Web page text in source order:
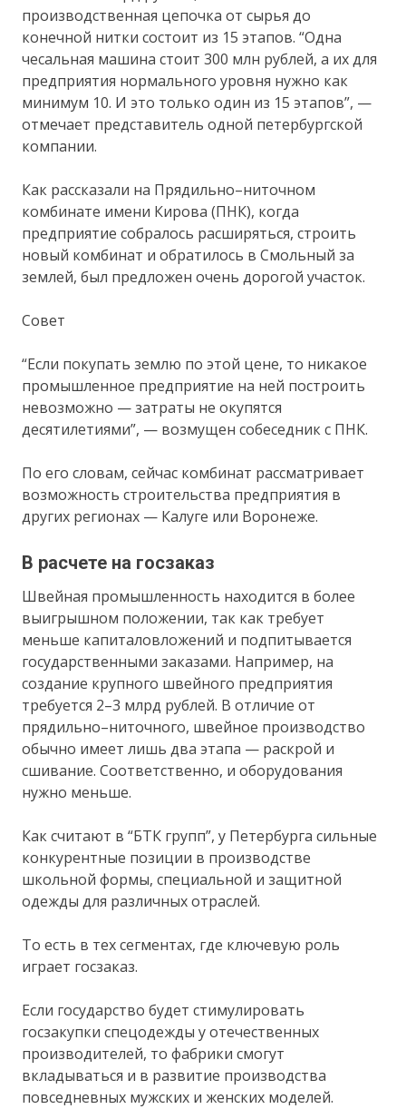
производственная цепочка от сырья до
конечной нитки состоит из 15 этапов. “Одна
чесальная машина стоит 300 млн рублей, а их для
предприятия нормального уровня нужно как
минимум 10. И это только один из 15 этапов”, —
отмечает представитель одной петербургской
компании.
Как рассказали на Прядильно–ниточном
комбинате имени Кирова (ПНК), когда
предприятие собралось расширяться, строить
новый комбинат и обратилось в Смольный за
землей, был предложен очень дорогой участок.
Совет
“Если покупать землю по этой цене, то никакое
промышленное предприятие на ней построить
невозможно — затраты не окупятся
десятилетиями”, — возмущен собеседник с ПНК.
По его словам, сейчас комбинат рассматривает
возможность строительства предприятия в
других регионах — Калуге или Воронеже.
В расчете на госзаказ
Швейная промышленность находится в более
выигрышном положении, так как требует
меньше капиталовложений и подпитывается
государственными заказами. Например, на
создание крупного швейного предприятия
требуется 2–3 млрд рублей. В отличие от
прядильно–ниточного, швейное производство
обычно имеет лишь два этапа — раскрой и
сшивание. Соответственно, и оборудования
нужно меньше.
Как считают в “БТК групп”, у Петербурга сильные
конкурентные позиции в производстве
школьной формы, специальной и защитной
одежды для различных отраслей.
То есть в тех сегментах, где ключевую роль
играет госзаказ.
Если государство будет стимулировать
госзакупки спецодежды у отечественных
производителей, то фабрики смогут
вкладываться и в развитие производства
повседневных мужских и женских моделей.